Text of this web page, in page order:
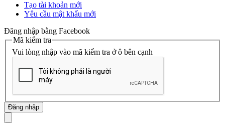
Tạo tài khoản mới
Yêu cầu mật khẩu mới
Đăng nhập bằng Facebook
Mã kiểm tra
Vui lòng nhập vào mã kiểm tra ở ô bên cạnh